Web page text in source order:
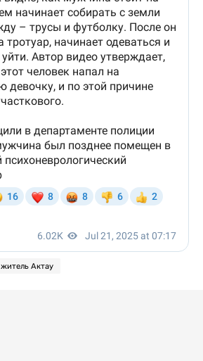
житель Актау